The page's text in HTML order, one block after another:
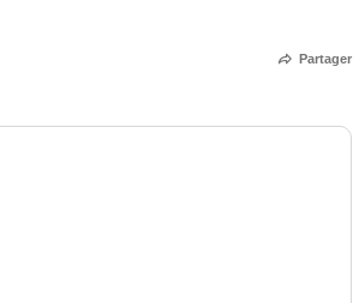
Partager
Hosmalin